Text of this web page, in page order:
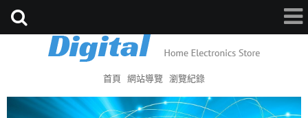
首頁 網站導覽 瀏覽紀錄